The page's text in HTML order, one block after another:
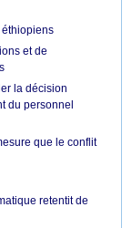
et de
la décision
du personnel
que le conflit
retentit de